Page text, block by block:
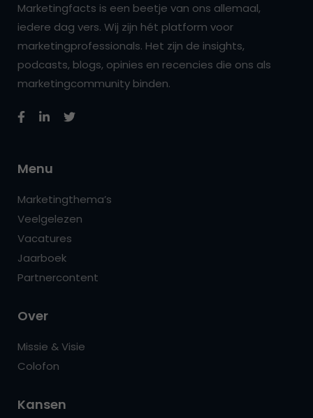
Marketingfacts is een beetje van ons allemaal,
iedere dag vers. Wij zijn hét platform voor
marketingprofessionals. Het zijn de insights,
podcasts, blogs, opinies en recencies die ons als
marketingcommunity binden.
Menu
Marketingthema’s
Veelgelezen
Vacatures
Jaarboek
Partnercontent
Over
Missie & Visie
Colofon
Kansen